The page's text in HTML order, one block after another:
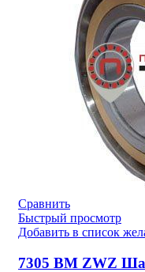
Сравнить
Быстрый просмотр
Добавить в список
7305 BM ZWZ